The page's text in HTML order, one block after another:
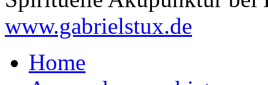
www.gabrielstux.de
Home